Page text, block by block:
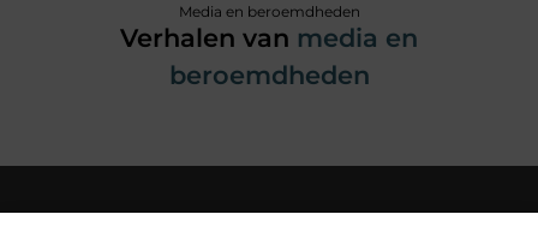
Media en beroemdheden
Verhalen van media en
beroemdheden